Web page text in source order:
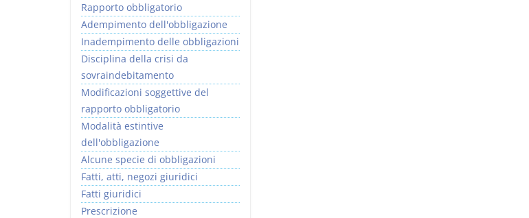
Rapporto obbligatorio
Adempimento dell'obbligazione
Inadempimento delle obbligazioni
Disciplina della crisi da
sovraindebitamento
Modificazioni soggettive del
rapporto obbligatorio
Modalità estintive
dell'obbligazione
Alcune specie di obbligazioni
Fatti, atti, negozi giuridici
Fatti giuridici
Prescrizione